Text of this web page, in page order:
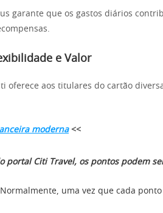
garante que os gastos diários
e Valor
oferece aos titulares do cartão
moderna <<
portal Citi Travel, os pontos podem
uma vez que cada